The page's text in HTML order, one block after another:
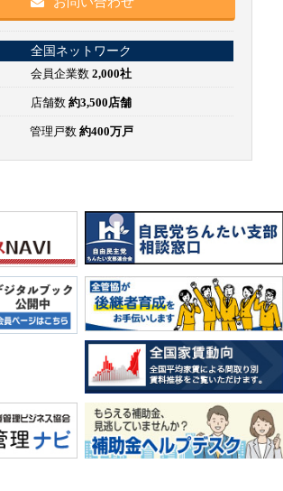
全国ネットワーク
会員企業数 2,000社
店舗数 約3,500店舗
管理戸数 約400万戸